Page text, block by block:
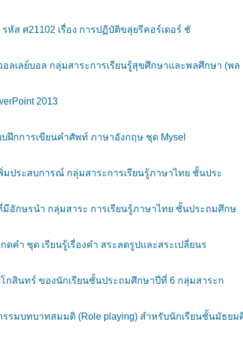
ส ศ21102 เรื่อง การปฏิบัติขลุ่ยรีคอร์เดอร์ ชั
ลเลย์บอล กลุ่มสาระการเรียนรู้สุขศึกษาและพลศึกษา (พล
2013
กการเขียนคำศัพท์ ภาษาอังกฤษ ชุด Mysel
มประสบการณ์ กลุ่มสาระการเรียนรู้ภาษาไทย ชั้นประ
อักษรนำ กลุ่มสาระ การเรียนรู้ภาษาไทย ชั้นประถมศึกษ
คำ ชุด เรียนรู้เรื่องคำ สระลดรูปและสระเปลี่ยนร
โกสินทร์ ของนักเรียนชั้นประถมศึกษาปีที่ 6 กลุ่มสาระก
มบทบาทสมมติ (Role playing) สำหรับนักเรียนชั้นมัธยม